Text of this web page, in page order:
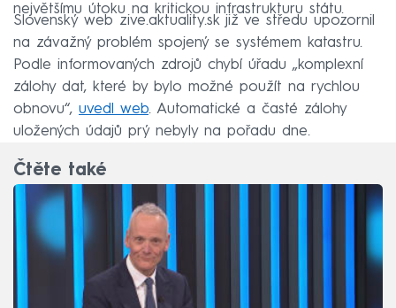
největšímu útoku na kritickou infrastrukturu státu.
Slovenský web zive.aktuality.sk již ve středu upozornil
na závažný problém spojený se systémem katastru.
Podle informovaných zdrojů chybí úřadu „komplexní
zálohy dat, které by bylo možné použít na rychlou
obnovu“, uvedl web. Automatické a časté zálohy
uložených údajů prý nebyly na pořadu dne.
Čtěte také